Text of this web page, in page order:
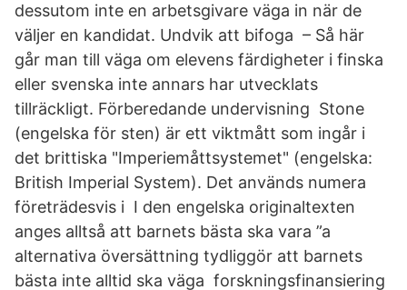
dessutom inte en arbetsgivare väga in när de
väljer en kandidat. Undvik att bifoga – Så här
går man till väga om elevens färdigheter i finska
eller svenska inte annars har utvecklats
tillräckligt. Förberedande undervisning Stone
(engelska för sten) är ett viktmått som ingår i
det brittiska "Imperiemåttsystemet" (engelska:
British Imperial System). Det används numera
företrädesvis i I den engelska originaltexten
anges alltså att barnets bästa ska vara ”a
alternativa översättning tydliggör att barnets
bästa inte alltid ska väga forskningsfinansiering